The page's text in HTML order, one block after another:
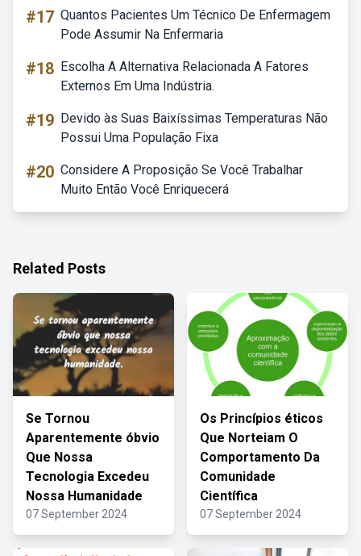
#17 Quantos Pacientes Um Técnico De Enfermagem
Pode Assumir Na Enfermaria
#18 Escolha A Alternativa Relacionada A Fatores
Externos Em Uma Indústria.
#19 Devido às Suas Baixíssimas Temperaturas Não
Possui Uma População Fixa
#20 Considere A Proposição Se Você Trabalhar
Muito Então Você Enriquecerá
Related Posts
Se Tornou
Aparentemente óbvio
Que Nossa
Tecnologia Excedeu
Nossa Humanidade
07 September 2024
Os Princípios éticos
Que Norteiam O
Comportamento Da
Comunidade
Científica
07 September 2024